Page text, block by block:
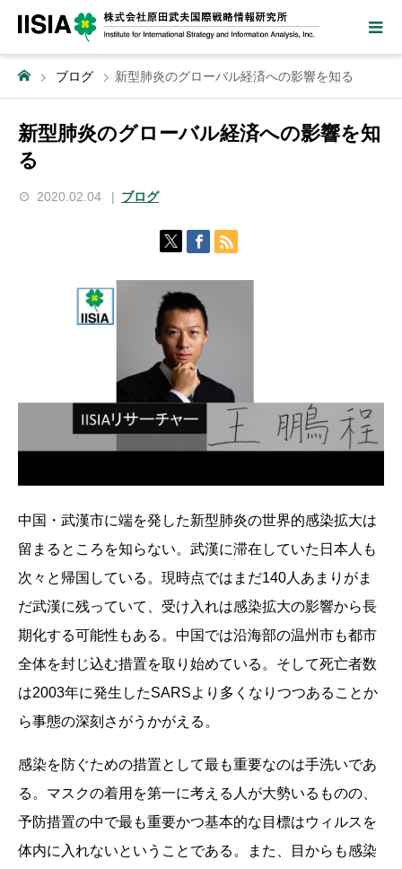
ブログ 新型肺炎のグローバル経済への影響を知る
新型肺炎のグローバル経済への影響を知
る
2020.02.04 ブログ
中国・武漢市に端を発した新型肺炎の世界的感染拡大は
留まるところを知らない。武漢に滞在していた日本人も
次々と帰国している。現時点ではまだ140人あまりがま
だ武漢に残っていて、受け入れは感染拡大の影響から長
期化する可能性もある。中国では沿海部の温州市も都市
全体を封じ込む措置を取り始めている。そして死亡者数
は2003年に発生したSARSより多くなりつつあることか
ら事態の深刻さがうかがえる。
感染を防ぐための措置として最も重要なのは手洗いであ
る。マスクの着用を第一に考える人が大勢いるものの、
予防措置の中で最も重要かつ基本的な目標はウィルスを
体内に入れないということである。また、目からも感染